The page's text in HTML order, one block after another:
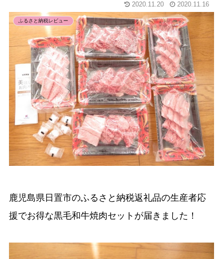
2020.11.20 2020.11.16
ふるさと納税レビュー
鹿児島県日置市のふるさと納税返礼品の生産者応
援でお得な黒毛和牛焼肉セットが届きました！